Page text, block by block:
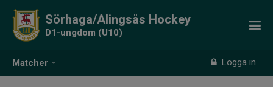
Matcher Logga in
Sörhaga/Alingsås Hockey
D1-ungdom (U10)